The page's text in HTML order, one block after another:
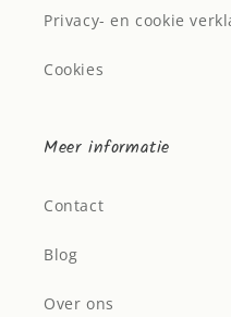
Privacy- en cookie
Cookies
Meer informatie
Contact
Blog
Over ons